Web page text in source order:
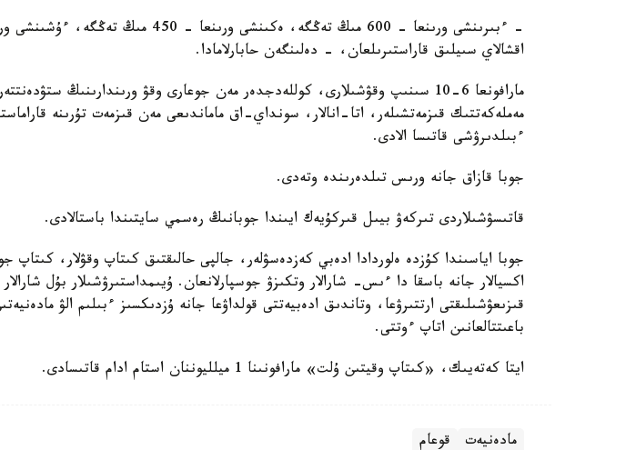
اقشالاي سىيلىق قاراستىرىلعان، - دەلىنگەن حابارلامادا.
مارافونعا 6-10 سىنىپ وقۋشىلارى، كوللەدجدەر مەن جوعارى وقۋ ورىندارىنىڭ
مەملەكەتتىك قىزمەتشىلەر، اتا-انالار، سونداي-اق ماماندىعى مەن قىزمەت تۇرىنە
ءبىلدىرۋشى قاتىسا الادى.
جوبا قازاق جانە ورىس تىلدەرىندە وتەدى.
قاتىسۋشىلاردى تىركەۋ بيىل قىركۇيەك ايىندا جوبانىڭ رەسمي سايتىندا باستالادى.
جوبا اياسىندا كۇزدە ەلوردادا ادەبي كەزدەسۋلەر، جالپى حالىقتىق كىتاپ وقۋلار، كىتاپ
اكسيالار جانە باسقا دا ءىس- شارالار وتكىزۋ جوسپارلانعان. ۇيىمداستىرۋشىلار بۇل
قىزىعۋشىلىقتى ارتتىرۋعا، وتاندىق ادەبيەتتى قولداۋعا جانە ۇزدىكسىز ءبىلىم الۋ
باعىتتالعانىن اتاپ ءوتتى.
ايتا كەتەيىك، «كىتاپ وقيتىن ۇلت» مارافونىنا 1 ميلليوننان استام ادام قاتىسادى.
مادەنيەت قوعام